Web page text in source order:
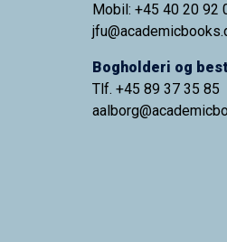
Mobil: +45 40 20 92
Bogholderi og
Tlf. +45 89 37 35 85
aalborg@